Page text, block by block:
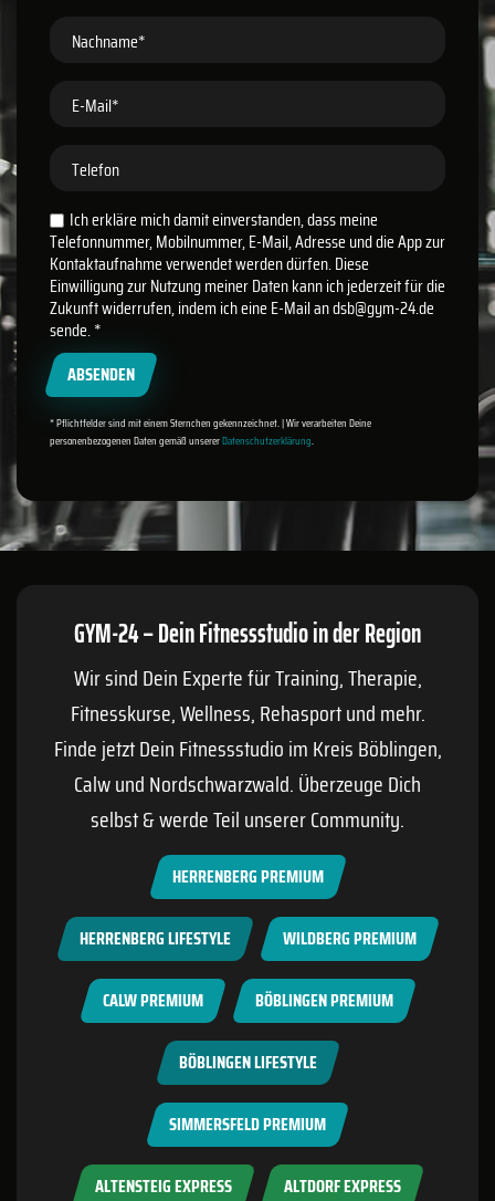
Nachname*
E-Mail*
Telefon
Ich erkläre mich damit einverstanden, dass meine
Telefonnummer, Mobilnummer, E-Mail, Adresse und die App zur
Kontaktaufnahme verwendet werden dürfen. Diese
Einwilligung zur Nutzung meiner Daten kann ich jederzeit für die
Zukunft widerrufen, indem ich eine E-Mail an dsb@gym-24.de
sende.*
ABSENDEN
* Pflichtfelder sind mit einem Sternchen gekennzeichnet. | Wir verarbeiten Deine
personenbezogenen Daten gemäß unsererDatenschutzerklärung.
GYM-24 – Dein Fitnessstudio in der Region
Wir sind Dein Experte für Training, Therapie,
Fitnesskurse, Wellness, Rehasport und mehr.
Finde jetzt Dein Fitnessstudio im KreisBöblingen,
Calwund Nordschwarzwald. Überzeuge Dich
selbst & werde Teil unserer Community.
HERRENBERG PREMIUM
HERRENBERG LIFESTYLE WILDBERG PREMIUM
CALW PREMIUM BÖBLINGEN PREMIUM
BÖBLINGEN LIFESTYLE
SIMMERSFELD PREMIUM
ALTENSTEIG EXPRESS ALTDORF EXPRESS